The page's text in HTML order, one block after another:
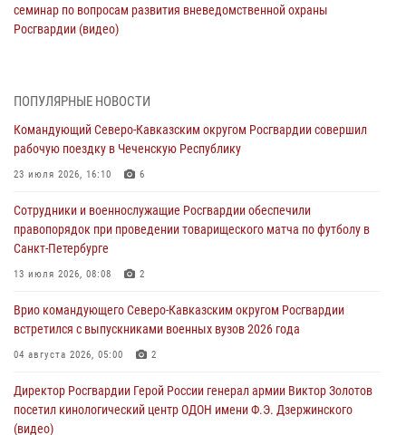
семинар по вопросам развития вневедомственной охраны
Росгвардии (видео)
память Героя России Олега Визнюка
06 августа 2026, 14:36 2
В кинологическом центре Уральского округа Росгвардии почтили
06 августа 2026, 13:29 5
В Центральном округе Росгвардии прошли мероприятия к
108‑летию генерала армии И.К. Яковлева
Росгвардейцы задержали мужчину, открывшего стрельбу в
Подмосковье (видео)
Росгвардейцы провели выставку вооружения для участников сбора
ПОПУЛЯРНЫЕ НОВОСТИ
Командующий Северо-Кавказским округом Росгвардии совершил
рабочую поездку в Чеченскую Республику
23 июля 2026, 16:10 6
Сотрудники и военнослужащие Росгвардии обеспечили
правопорядок при проведении товарищеского матча по футболу в
Санкт-Петербурге
13 июля 2026, 08:08 2
Врио командующего Северо-Кавказским округом Росгвардии
встретился с выпускниками военных вузов 2026 года
04 августа 2026, 05:00 2
Директор Росгвардии Герой России генерал армии Виктор Золотов
посетил кинологический центр ОДОН имени Ф.Э. Дзержинского
(видео)